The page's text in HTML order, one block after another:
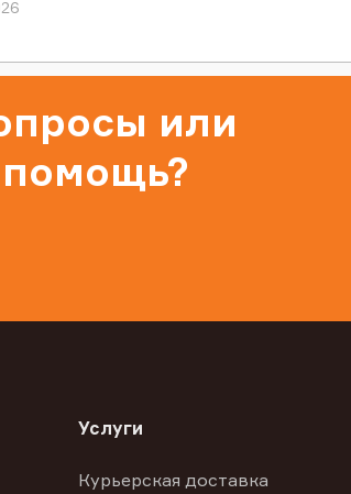
или
Услуги
Курьерская доставка